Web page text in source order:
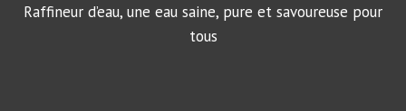
Raffineur d’eau, une eau saine, pure et savoureuse pour
tous